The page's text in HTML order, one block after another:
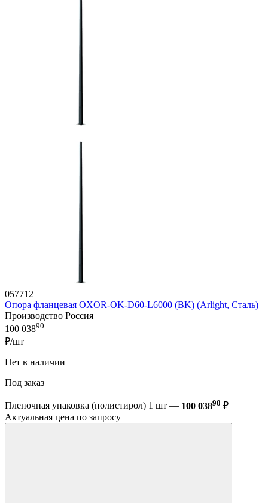
057712
Опора фланцевая OXOR-OK-D60-L6000 (BK) (Arlight, Сталь)
Производство Россия
100 03890
₽/шт
Нет в наличии
Под заказ
Пленочная упаковка (полистирол) 1 шт — 100 03890 ₽
Актуальная цена по запросу